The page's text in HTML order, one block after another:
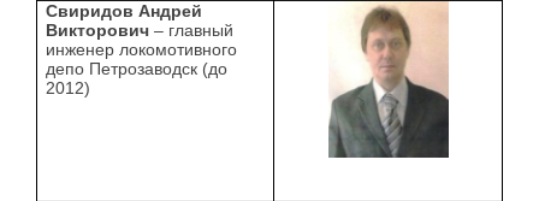
Свиридов Андрей
Викторович – главный
инженер локомотивного
депо Петрозаводск (до
2012)